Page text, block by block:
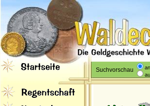
Suchvorschau
an